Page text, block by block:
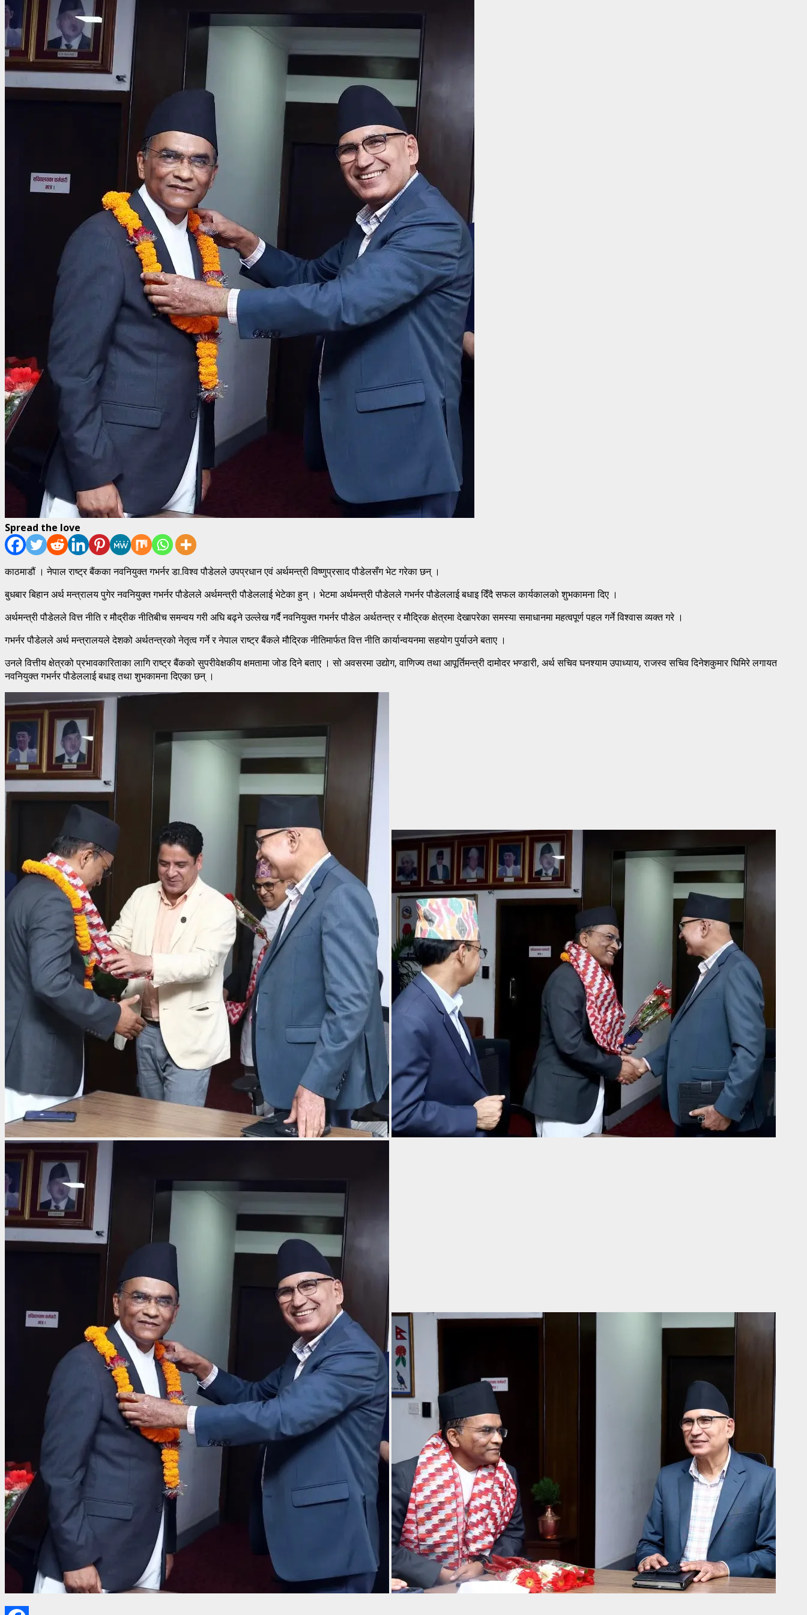
Spread the love
काठमाडौं । नेपाल राष्ट्र बैंकका नवनियुक्त गभर्नर डा.विश्व पौडेलले उपप्रधान एवं अर्थमन्त्री विष्णुप्रसाद पौडेलसँग भेट गरेका छन् ।
बुधबार बिहान अर्थ मन्त्रालय पुगेर नवनियुक्त गभर्नर पौडेलले अर्थमन्त्री पौडेललाई भेटेका हुन् । भेटमा अर्थमन्त्री पौडेलले गभर्नर पौडेललाई बधाइ दिँदै सफल कार्यकालको शुभकामना दिए ।
अर्थमन्त्री पौडेलले वित्त नीति र मौद्रीक नीतिबीच समन्वय गरी अघि बढ्ने उल्लेख गर्दै नवनियुक्त गभर्नर पौडेल अर्थतन्त्र र मौद्रिक क्षेत्रमा देखापरेका समस्या समाधानमा महत्वपूर्ण पहल गर्ने विश्वास व्यक्त गरे ।
गभर्नर पौडेलले अर्थ मन्त्रालयले देशको अर्थतन्त्रको नेतृत्व गर्ने र नेपाल राष्ट्र बैंकले मौद्रिक नीतिमार्फत वित्त नीति कार्यान्वयनमा सहयोग पुर्याउने बताए ।
उनले वित्तीय क्षेत्रको प्रभावकारिताका लागि राष्ट्र बैंकको सुपरीवेक्षकीय क्षमतामा जोड दिने बताए । सो अवसरमा उद्योग, वाणिज्य तथा आपूर्तिमन्त्री दामोदर भण्डारी, अर्थ सचिव घनश्याम उपाध्याय, राजस्व सचिव दिनेशकुमार घिमिरे लगायत
नवनियुक्त गभर्नर पौडेललाई बधाइ तथा शुभकामना दिएका छन् ।